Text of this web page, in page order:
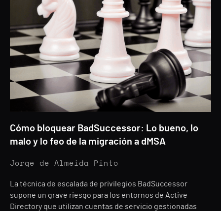
Cómo bloquear BadSuccessor: Lo bueno, lo
malo y lo feo de la migración a dMSA
Jorge de Almeida Pinto
La técnica de escalada de privilegios BadSuccessor
supone un grave riesgo para los entornos de Active
Directory que utilizan cuentas de servicio gestionadas